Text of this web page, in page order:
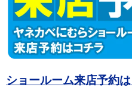
ショールーム来店予約